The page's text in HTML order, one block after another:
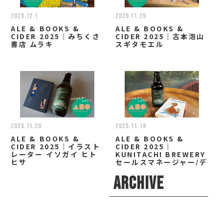
2025.12.1
ALE & BOOKS &
CIDER 2025｜みちくさ
書店 ムラキ
2025.11.25
ALE & BOOKS &
CIDER 2025｜古本泡山
スギタモエル
2025.11.20
ALE & BOOKS &
CIDER 2025｜イラスト
レーター イソガイ ヒト
ヒサ
2025.11.19
ALE & BOOKS &
CIDER 2025｜
KUNITACHI BREWERY
セールスマネージャー/デ
ARCHIVE